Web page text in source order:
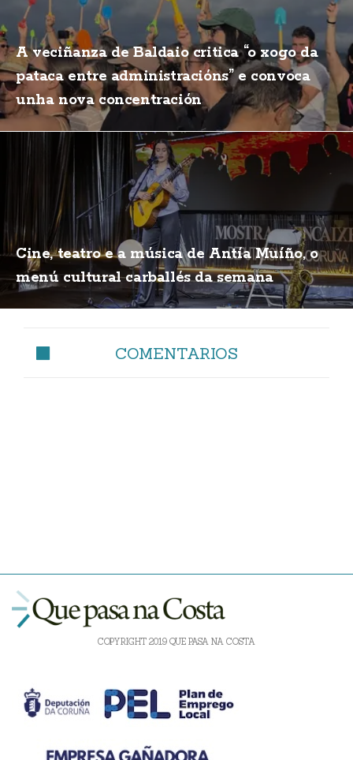
A veciñanza de Baldaio critica “o xogo da
pataca entre administracións” e convoca
unha nova concentración
Cine, teatro e a música de Antía Muíño, o
menú cultural carballés da semana
COMENTARIOS
COPYRIGHT 2019 QUE PASA NA COSTA